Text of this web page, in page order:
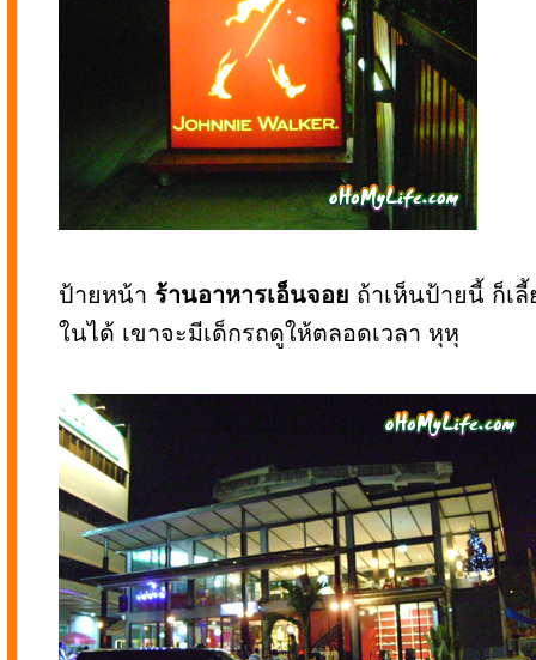
ป้ายหน้า ร้านอาหารเอ็นจอย ถ้าเห็นป้ายนี้ ก็เ
ในได้ เขาจะมีเด็กรถดูให้ตลอดเวลา หุหุ